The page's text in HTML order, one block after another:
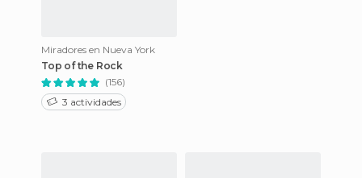
Miradores en Nueva York
Top of the Rock
(156)
3 actividades